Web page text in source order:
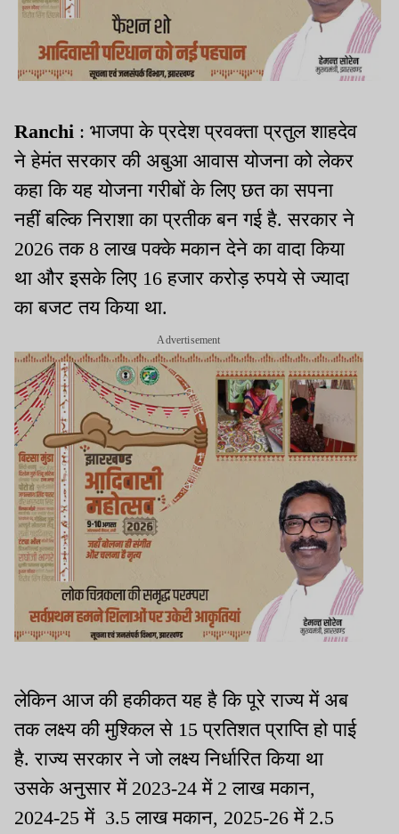
Ranchi : भाजपा के प्रदेश प्रवक्ता प्रतुल शाहदेव
ने हेमंत सरकार की अबुआ आवास योजना को लेकर
कहा कि यह योजना गरीबों के लिए छत का सपना
नहीं बल्कि निराशा का प्रतीक बन गई है. सरकार ने
2026 तक 8 लाख पक्के मकान देने का वादा किया
था और इसके लिए 16 हजार करोड़ रुपये से ज्यादा
का बजट तय किया था.
Advertisement
लेकिन आज की हकीकत यह है कि पूरे राज्य में अब
तक लक्ष्य की मुश्किल से 15 प्रतिशत प्राप्ति हो पाई
है. राज्य सरकार ने जो लक्ष्य निर्धारित किया था
उसके अनुसार में 2023-24 में 2 लाख मकान,
2024-25 में 3.5 लाख मकान, 2025-26 में 2.5